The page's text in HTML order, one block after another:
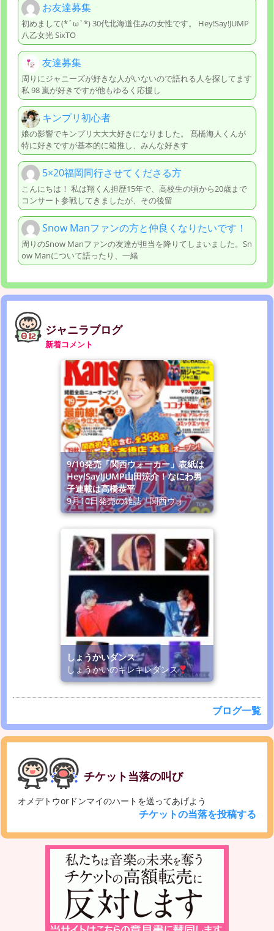
お友達募集
初めまして(*´ω`*) 30代北海道住みの女性です。 Hey!Say!JUMP
八乙女光 SixTO
友達募集
周りにジャニーズが好きな人がいないので語れる人を探してます
私 98 嵐が好きですが他もゆるく応援し
キンプリ初心者
娘の影響でキンプリ大大大好きになりました。 髙橋海人くんが
特に好きですが基本的に箱推し、みんな好きす
5×20福岡同行させてくださる方
こんにちは！ 私は翔くん担歴15年で、高校生の頃から20歳まで
コンサート参戦してきましたが、その後留
Snow Manファンの方と仲良くなりたいです！
周りのSnow Manファンの友達が担当を降りてしまいました。Sn
ow Manについて語ったり、一緒
ジャニラブログ
新着コメント
9/10発売「関西ウォーカー」表紙は
Hey!Say!JUMP山田涼介！なにわ男
子連載は高橋恭平
9月10日発売の雑誌「関西ウォ
しょうかいダンス
しょうかいのキレキレダンス
ブログ一覧
チケット当落の叫び
オメデトウorドンマイのハートを送ってあげよう
チケットの当落を投稿する